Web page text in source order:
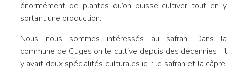
énormément de plantes qu’on puisse cultiver tout en y
sortant une production.
Nous nous sommes intéressés au safran. Dans la
commune de Cuges on le cultive depuis des décennies ; il
y avait deux spécialités culturales ici : le safran et la câpre.